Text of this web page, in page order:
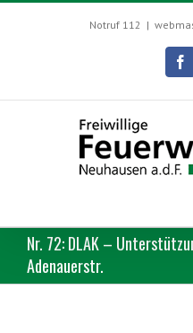
Skip
Notruf 112 |
Nr. 72: DLAK –
Adenauerstr.